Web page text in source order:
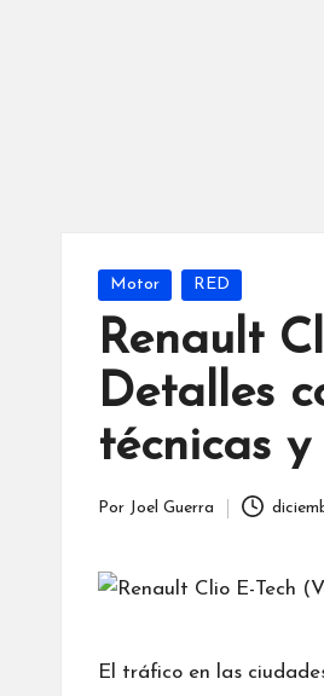
Publicada
en
Motor RED
Renault
Detalles
técnicas
Por Joel Guerra
El tráfico en las